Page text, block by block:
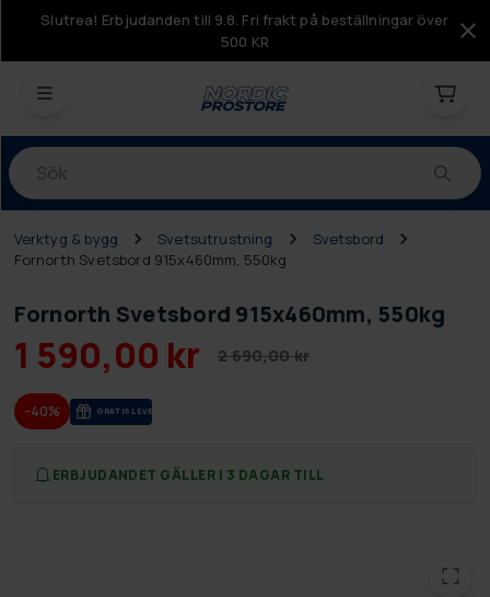
Slutrea! Erbjudanden till 9.8. Fri frakt på beställningar över
500 KR
Produkter
Verktyg & bygg Svetsutrustning
Svetsbord
Fornorth Svetsbord 915x460mm, 550kg
Fornorth Svetsbord 915x460mm, 550kg
1 590,00 kr 2 690,00 kr
-40% GRA­TIS LE­VE­RANS
ERBJUDANDET GÄLLER I 3 DAGAR TILL